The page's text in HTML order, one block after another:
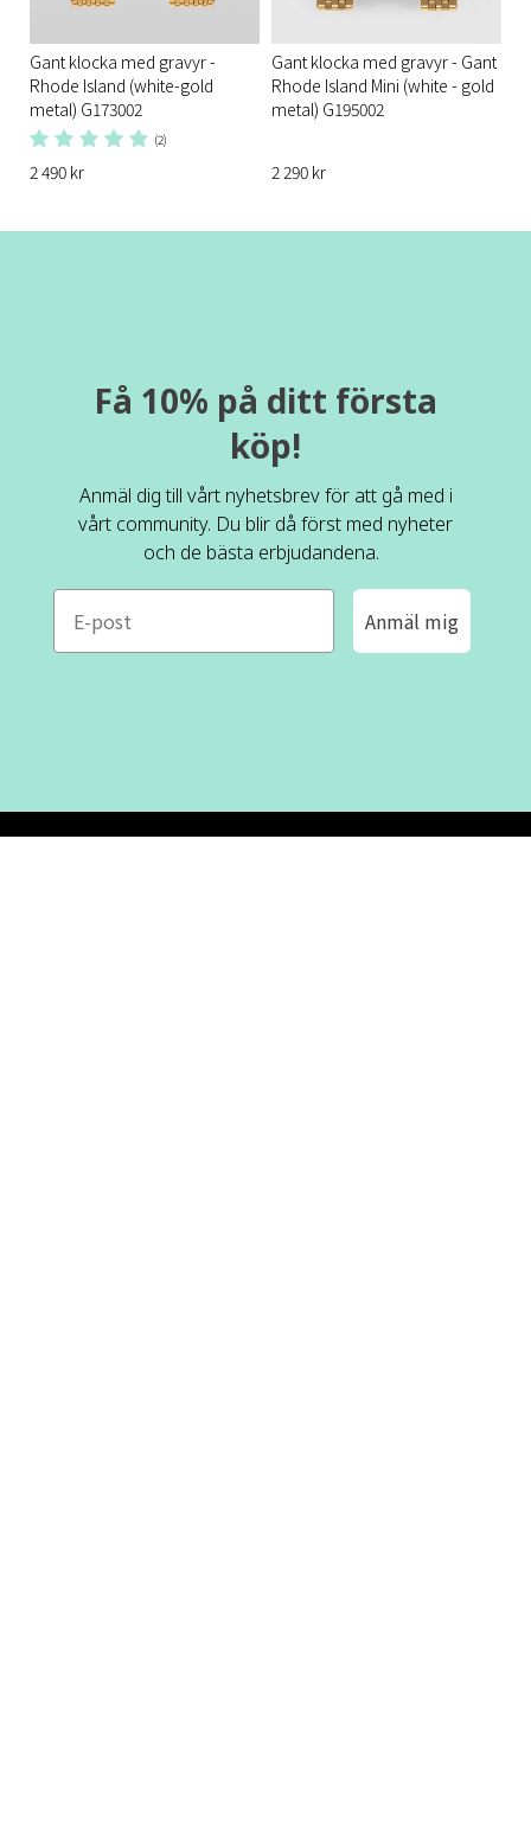
Gant klocka med gravyr -
Rhode Island (white-gold
metal) G173002​
(2)
2 490 kr
Gant klocka med gravyr - Gant
Rhode Island Mini (white - gold
metal) G195002
2 290 kr
Få 10% på ditt första
köp!
Anmäl dig till vårt nyhetsbrev för att gå med i
vårt community. Du blir då först med nyheter
och de bästa erbjudandena.
e-mail
Anmäl mig